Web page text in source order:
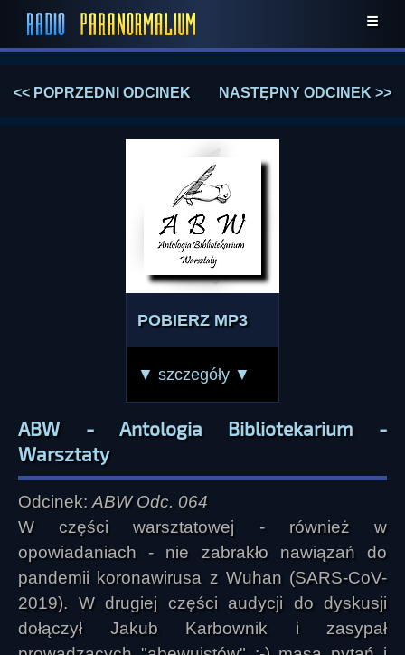
☰
<< POPRZEDNI ODCINEK NASTĘPNY ODCINEK >>
POBIERZ MP3
▼ szczegóły ▼
ABW - Antologia Bibliotekarium -
Warsztaty
Odcinek: ABW Odc. 064
W części warsztatowej - również w
opowiadaniach - nie zabrakło nawiązań do
pandemii koronawirusa z Wuhan (SARS-CoV-
2019). W drugiej części audycji do dyskusji
dołączył Jakub Karbownik i zasypał